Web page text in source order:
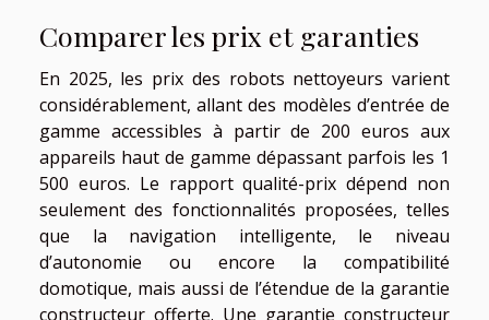
Comparer les prix et garanties
En 2025, les prix des robots nettoyeurs varient
considérablement, allant des modèles d’entrée de
gamme accessibles à partir de 200 euros aux
appareils haut de gamme dépassant parfois les 1
500 euros. Le rapport qualité-prix dépend non
seulement des fonctionnalités proposées, telles
que la navigation intelligente, le niveau
d’autonomie ou encore la compatibilité
domotique, mais aussi de l’étendue de la garantie
constructeur offerte. Une garantie constructeur